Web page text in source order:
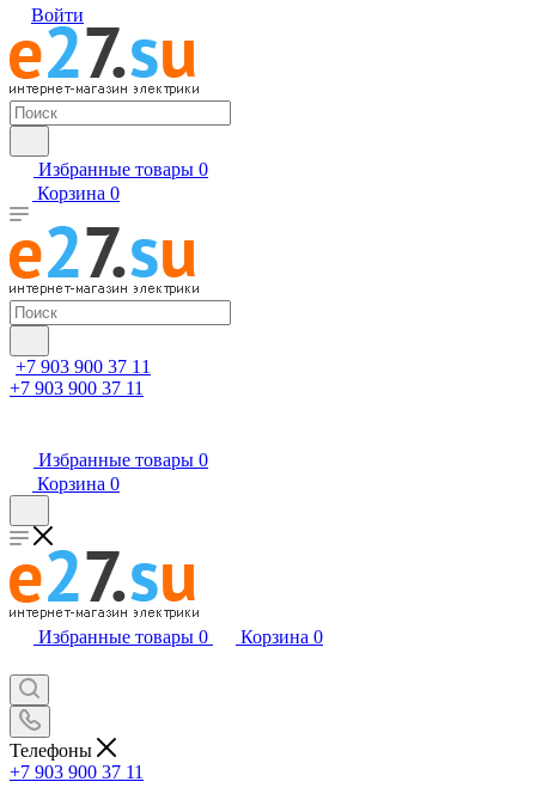
Войти
Избранные товары 0
Корзина 0
+7 903 900 37 11
+7 903 900 37 11
Избранные товары 0
Корзина 0
Избранные товары 0 Корзина 0
Телефоны
+7 903 900 37 11